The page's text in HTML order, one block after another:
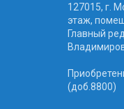
127015, г.
этаж,
Главный
(доб.8800)